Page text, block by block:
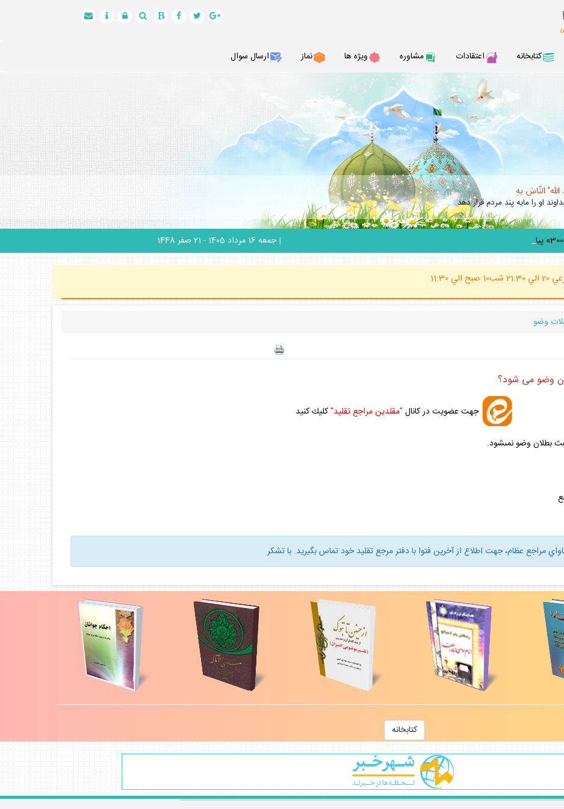
كتابخانه اعتقادات مشاوره ويژه ها نماز ارسال سوال
النّاسَ بهِ
او را مايه پند مردم قرار دهد.
| جمعه 16 مرداد 1405 - 21 صفر 1448
(ساعت پاسخگوي احكام شرعي 20 الي 21:30 شب10 صبح الي 11:30
وضو
وضو مى‏ شود؟
جهت عضويت در كانال "مقلدين مراجع تقليد"كليك كنيد
بطلان وضو نمى‏شود.
مراجع عظام، جهت اطلاع از آخرين فتوا با دفتر مرجع تقليد خود تماس بگيريد. با تشكر
كتابخانه